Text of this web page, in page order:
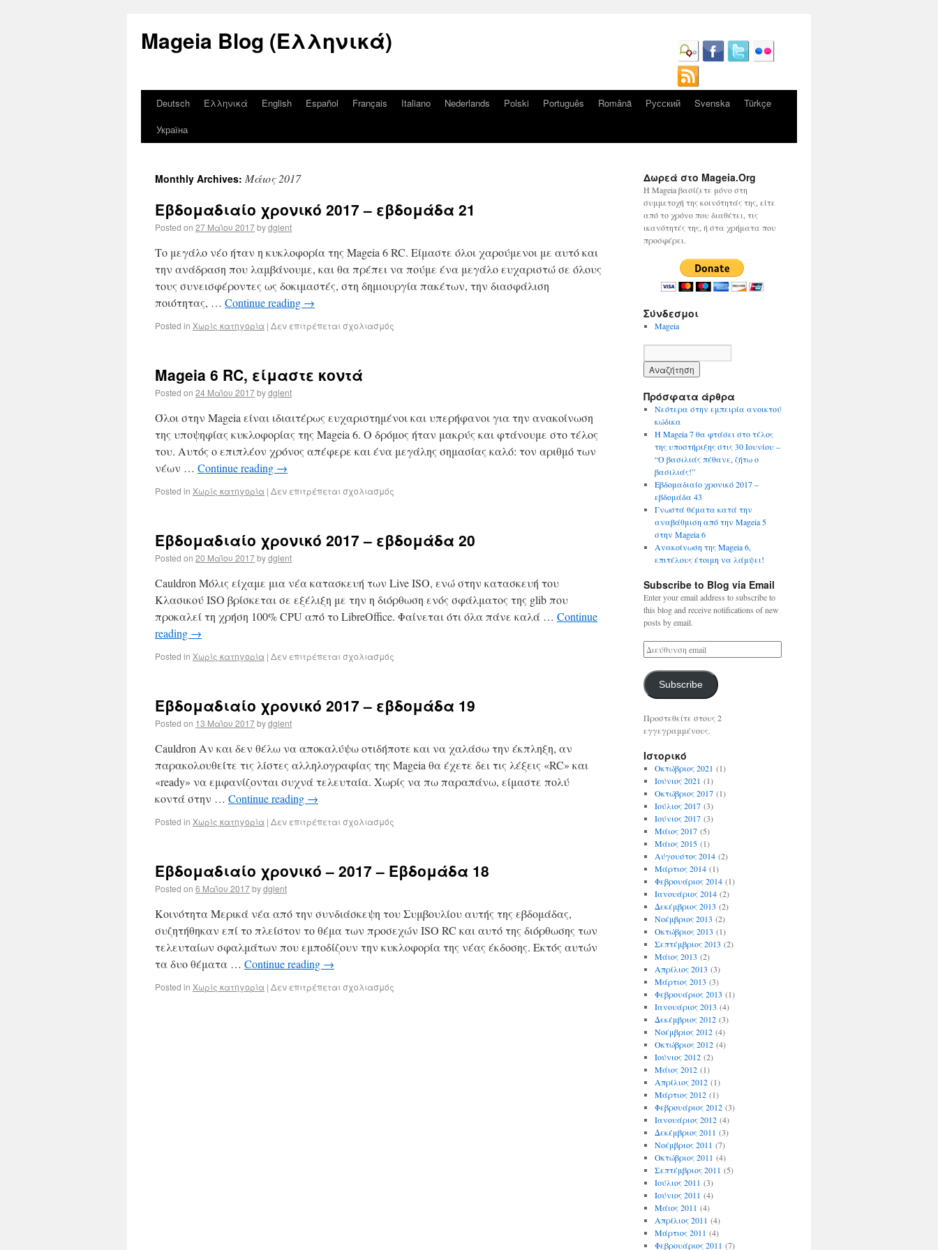
Mageia Blog (Ελληνικά)
Deutsch Ελληνικά English Español Français Italiano Nederlands Polski Português Română Русский Svenska
Türkçe
Україна
Monthly Archives: Μάιος 2017
Εβδομαδιαίο χρονικό 2017 – εβδομάδα 21
Posted on 27 Μαΐου 2017bydglent
Το μεγάλο νέο ήταν η κυκλοφορία της Mageia 6 RC. Είμαστε όλοι χαρούμενοι με αυτό και
την ανάδραση που λαμβάνουμε, και θα πρέπει να πούμε ένα μεγάλο ευχαριστώ σε όλους
τους συνεισφέροντες ως δοκιμαστές, στη δημιουργία πακέτων, την διασφάλιση
ποιότητας, … Continue reading →
Posted in Χωρίς κατηγορία | Δεν επιτρέπεται σχολιασμός
Mageia 6 RC, είμαστε κοντά
Posted on 24 Μαΐου 2017bydglent
Όλοι στην Mageia είναι ιδιαιτέρως ευχαριστημένοι και υπερήφανοι για την ανακοίνωση
της υποψηφίας κυκλοφορίας της Mageia 6. Ο δρόμος ήταν μακρύς και φτάνουμε στο τέλος
του. Αυτός ο επιπλέον χρόνος απέφερε και ένα μεγάλης σημασίας καλό: τον αριθμό των
νέων … Continue reading →
Posted in Χωρίς κατηγορία | Δεν επιτρέπεται σχολιασμός
Εβδομαδιαίο χρονικό 2017 – εβδομάδα 20
Posted on 20 Μαΐου 2017bydglent
Cauldron Μόλις είχαμε μια νέα κατασκευή των Live ISO, ενώ στην κατασκευή του
Κλασικού ISO βρίσκεται σε εξέλιξη με την η διόρθωση ενός σφάλματος της glib που
προκαλεί τη χρήση 100% CPU από το LibreOffice. Φαίνεται ότι όλα πάνε καλά … Continue
reading →
Posted in Χωρίς κατηγορία | Δεν επιτρέπεται σχολιασμός
Εβδομαδιαίο χρονικό 2017 – εβδομάδα 19
Posted on 13 Μαΐου 2017bydglent
Cauldron Αν και δεν θέλω να αποκαλύψω οτιδήποτε και να χαλάσω την έκπληξη, αν
παρακολουθείτε τις λίστες αλληλογραφίας της Mageia θα έχετε δει τις λέξεις «RC» και
«ready» να εμφανίζονται συχνά τελευταία. Χωρίς να πω παραπάνω, είμαστε πολύ
κοντά στην … Continue reading →
Posted in Χωρίς κατηγορία | Δεν επιτρέπεται σχολιασμός
Εβδομαδιαίο χρονικό – 2017 – Εβδομάδα 18
Posted on 6 Μαΐου 2017bydglent
Κοινότητα Μερικά νέα από την συνδιάσκεψη του Συμβουλίου αυτής της εβδομάδας,
συζητήθηκαν επί το πλείστον το θέμα των προσεχών ISO RC και αυτό της διόρθωσης των
τελευταίων σφαλμάτων που εμποδίζουν την κυκλοφορία της νέας έκδοσης. Εκτός αυτών
τα δυο θέματα … Continue reading →
Posted in Χωρίς κατηγορία | Δεν επιτρέπεται σχολιασμός
Δωρεά στο Mageia.Org
Η Mageia βασίζετε μόνο στη
συμμετοχή της κοινότητάς της, είτε
από το χρόνο που διαθέτει, τις
ικανότητές της, ή στα χρήματα που
προσφέρει.
Σύνδεσμοι
Mageia
Πρόσφατα άρθρα
Νεότερα στην εμπειρία ανοικτού
κώδικα
Η Mageia 7 θα φτάσει στο τέλος
της υποστήριξης στις 30 Ιουνίου –
“Ο βασιλιάς πέθανε, ζήτω ο
βασιλιάς!”
Εβδομαδιαίο χρονικό 2017 –
εβδομάδα 43
Γνωστά θέματα κατά την
αναβάθμιση από την Mageia 5
στην Mageia 6
Ανακοίνωση της Mageia 6,
επιτέλους έτοιμη να λάμψει!
Subscribe to Blog via Email
Enter your email address to subscribe to
this blog and receive notifications of new
posts by email.
Subscribe
Προστεθείτε στους 2
εγγεγραμμένους.
Ιστορικό
Οκτώβριος 2021 (1)
Ιούνιος 2021 (1)
Οκτώβριος 2017(1)
Ιούλιος 2017(3)
Ιούνιος 2017(3)
Μάιος 2017(5)
Μάιος 2015(1)
Αύγουστος 2014(2)
Μάρτιος 2014(1)
Φεβρουάριος 2014(1)
Ιανουάριος 2014(2)
Δεκέμβριος 2013 (2)
Νοέμβριος 2013 (2)
Οκτώβριος 2013 (1)
Σεπτέμβριος 2013 (2)
Μάιος 2013 (2)
Απρίλιος 2013 (3)
Μάρτιος 2013 (3)
Φεβρουάριος 2013 (1)
Ιανουάριος 2013 (4)
Δεκέμβριος 2012(3)
Νοέμβριος 2012(4)
Οκτώβριος 2012(4)
Ιούνιος 2012(2)
Μάιος 2012(1)
Απρίλιος 2012(1)
Μάρτιος 2012(1)
Φεβρουάριος 2012(3)
Ιανουάριος 2012(4)
Δεκέμβριος 2011 (3)
Νοέμβριος 2011 (7)
Οκτώβριος 2011 (4)
Σεπτέμβριος 2011 (5)
Ιούλιος 2011 (3)
Ιούνιος 2011 (4)
Μάιος 2011 (4)
Απρίλιος 2011 (4)
Μάρτιος 2011 (4)
Φεβρουάριος 2011 (7)